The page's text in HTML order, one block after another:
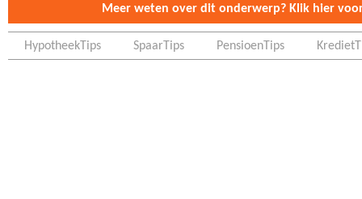
Meer weten over dit onderwerp? Klik hier
HypotheekTips SpaarTips PensioenTips